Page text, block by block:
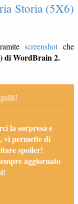
Storia (5X6)
screenshot che
di WordBrain 2.
la sorpresa e
vi permette di
spoiler!
aggiornato